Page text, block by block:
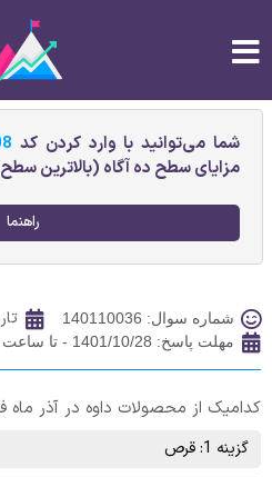
شما می‌توانید با وارد کردن کد
مزایای سطح ده آگاه (بالاترین
راهنما
شماره سوال: 140110036
مهلت پاسخ: 1401/10/28 - تا ساعت 23:59
کدامیک از محصولات داوه در آذر
گزینه 1: قرص